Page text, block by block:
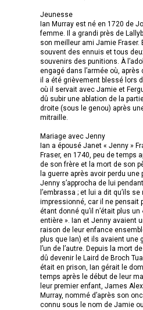
Jeunesse
Ian Murray est né en 1720 de
femme. Il a grandi près de
son meilleur ami Jamie Fraser.
souvent des ennuis et tous
souvenirs des punitions. À
engagé dans l’armée où,
il a été grièvement blessé lors
où il servait avec Jamie et
dû subir une ablation de la
droite (sous le genou) après
mitraille.
Mariage avec Jenny
Ian a épousé Janet « Jenny »
Fraser, en 1740, peu de temps
de son frère et la mort de son
la guerre après avoir perdu une
Jenny s’approcha de lui
l’embrassa ; et lui a dit qu’ils
impressionné, car il ne pensait
étant donné qu’il n’était plus
entière ». Ian et Jenny avaient
raison de leur enfance
plus que Ian) et ils avaient une
l’un de l’autre. Depuis la mort
dû devenir le Laird de Broch
était en prison, Ian gérait le
temps après le début de leur
leur premier enfant, James
Murray, nommé d’après son
connu sous le nom de Jamie